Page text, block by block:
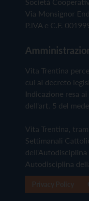
Via Monsignor
P.IVA e C.F.
Vita Trentina
cui al decreto
Indicazione resa
dell'art. 5 del
Vita Trentina,
Settimanali
Autodisciplina